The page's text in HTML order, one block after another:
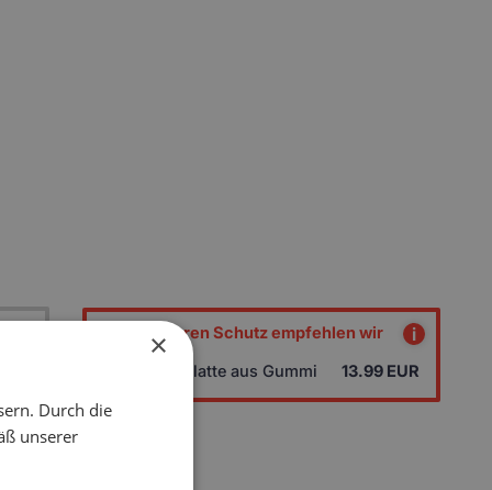
Zum besseren Schutz empfehlen wir i
Fersenplatte aus Gummi 13.99 EUR
×
Durch die
unserer